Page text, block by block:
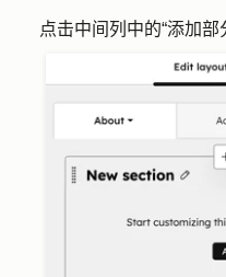
点击中间列中的“添加部